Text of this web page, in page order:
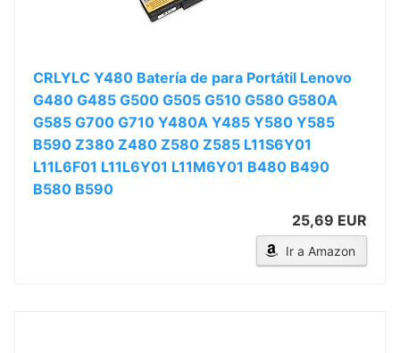
CRLYLC Y480 Batería de para Portátil Lenovo
G480 G485 G500 G505 G510 G580 G580A
G585 G700 G710 Y480A Y485 Y580 Y585
B590 Z380 Z480 Z580 Z585 L11S6Y01
L11L6F01 L11L6Y01 L11M6Y01 B480 B490
B580 B590
25,69 EUR
Ir a Amazon